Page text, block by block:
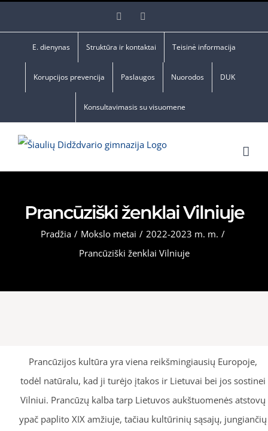
Facebook
E. dienynas Struktūra ir kontaktai Teisinė informacija
Korupcijos prevencija Paslaugos Nuorodos DUK
Konsultavimasis su visuomene
Prancūziški ženklai Vilniuje
Pradžia / Mokslo metai / 2022-2023 m. m. /
Prancūziški ženklai Vilniuje
Prancūzijos kultūra yra viena reikšmingiausių Europoje,
todėl natūralu, kad ji turėjo įtakos ir Lietuvai bei jos sostinei
Vilniui. Prancūzų kalba tarp Lietuvos aukštuomenės atstovų
ypač paplito XIX amžiuje, tačiau kultūrinių sąsajų, jungiančių